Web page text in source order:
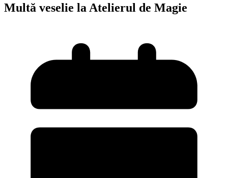
Multă veselie la Atelierul de Magie